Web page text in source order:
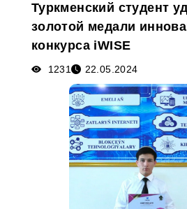
Медиа
Афиша
Туркменский студент
золотой медали
конкурса iWISE
1231 22.05.2024